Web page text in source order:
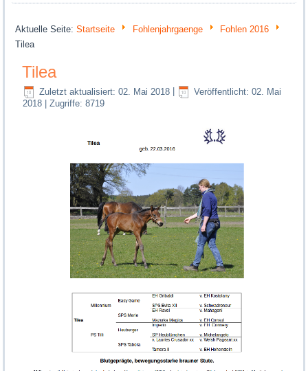
Aktuelle Seite:Startseite Fohlenjahrgaenge
Fohlen 2016
Tilea
Tilea
Zuletzt aktualisiert: 02. Mai 2018
Veröffentlicht: 02. Mai
2018 |Zugriffe: 8719